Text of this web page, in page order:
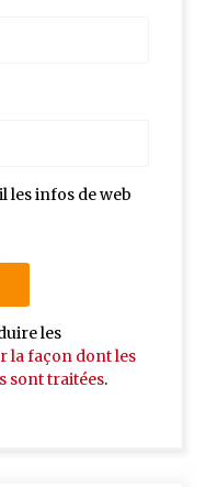
les infos de web
les
la façon dont les
sont traitées.